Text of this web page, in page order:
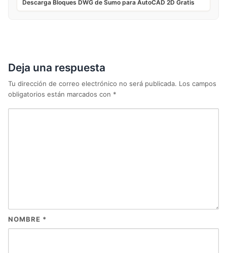
Descarga Bloques DWG de Sumo para AutoCAD 2D Gratis
Deja una respuesta
Tu dirección de correo electrónico no será publicada. Los campos
obligatorios están marcados con *
NOMBRE *